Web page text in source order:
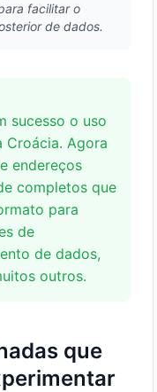
facilitar o
de dados.
sucesso o uso
Croácia. Agora
endereços
completos que
para
de
de dados,
outros.
que